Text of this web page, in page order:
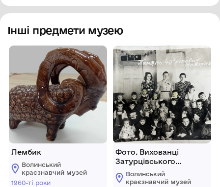
Інші предмети музею
Лембик
Волинський
краєзнавчий музей
1960-ті роки
Фото. Вихованці
Затурцівського
дитсадка
Волинський
краєзнавчий музей